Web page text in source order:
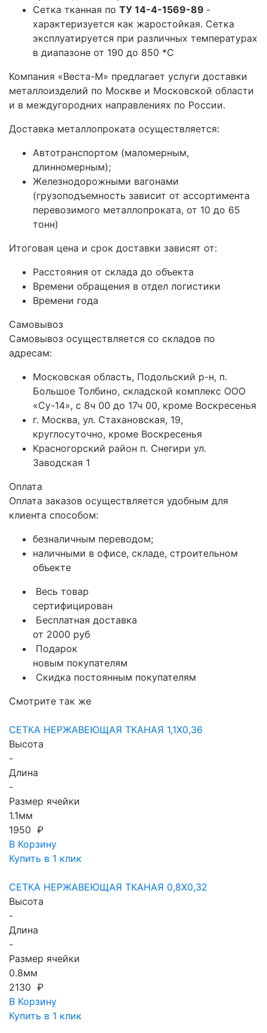
Сетка тканная по ТУ 14-4-1569-89 -
характеризуется как жаростойкая. Сетка
эксплуатируется при различных температурах
в диапазоне от 190 до 850 *С
Компания «Веста-М» предлагает услуги доставки
металлоизделий по Москве и Московской области
и в междугородних направлениях по России.
Доставка металлопроката осуществляется:
Автотранспортом (маломерным,
длинномерным);
Железнодорожными вагонами
(грузоподъемность зависит от ассортимента
перевозимого металлопроката, от 10 до 65
тонн)
Итоговая цена и срок доставки зависят от:
Расстояния от склада до объекта
Времени обращения в отдел логистики
Времени года
Самовывоз
Самовывоз осуществляется со складов по
адресам:
Московская область, Подольский р-н, п.
Большое Толбино, складской комплекс ООО
«Су-14», с 8ч 00 до 17ч 00, кроме Воскресенья
г. Москва, ул. Стахановская, 19,
круглосуточно, кроме Воскресенья
Красногорский район п. Снегири ул.
Заводская 1
Оплата
Оплата заказов осуществляется удобным для
клиента способом:
безналичным переводом;
наличными в офисе, складе, строительном
объекте
Весь товар
сертифицирован
Бесплатная доставка
от 2000 руб
Подарок
новым покупателям
Скидка постоянным покупателям
Смотрите так же
СЕТКА НЕРЖАВЕЮЩАЯ ТКАНАЯ 1,1X0,36
Высота
-
Длина
-
Размер ячейки
1.1мм
1950 ₽
В Корзину
Купить в 1 клик
СЕТКА НЕРЖАВЕЮЩАЯ ТКАНАЯ 0,8X0,32
Высота
-
Длина
-
Размер ячейки
0.8мм
2130 ₽
В Корзину
Купить в 1 клик